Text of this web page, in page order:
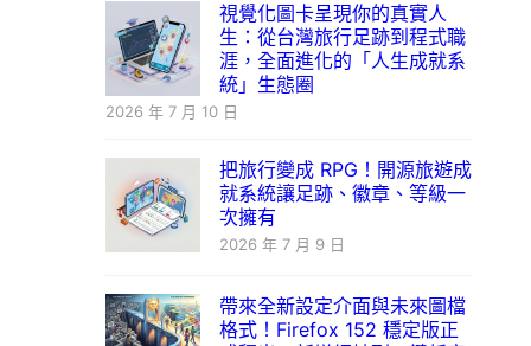
視覺化圖卡呈現你的真實人
生：從台灣旅行足跡到程式職
涯，全面進化的「人生成就系
統」生態圈
2026 年 7 月 10 日
把旅行變成 RPG！開源旅遊成
就系統讓足跡、徽章、等級一
次擁有
2026 年 7 月 9 日
帶來全新設定介面與未來圖檔
格式！Firefox 152 穩定版正